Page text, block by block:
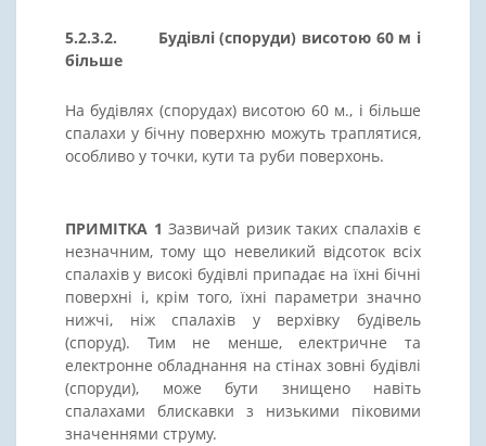
5.2.3.2. Будівлі (споруди) висотою 60 м і
більше
На будівлях (спорудах) висотою 60 м., і більше
спалахи у бічну поверхню можуть траплятися,
особливо у точки, кути та руби поверхонь.
ПРИМІТКА 1 Зазвичай ризик таких спалахів є
незначним, тому що невеликий відсоток всіх
спалахів у високі будівлі припадає на їхні бічні
поверхні і, крім того, їхні параметри значно
нижчі, ніж спалахів у верхівку будівель
(споруд). Тим не менше, електричне та
електронне обладнання на стінах зовні будівлі
(споруди), може бути знищено навіть
спалахами блискавки з низькими піковими
значеннями струму.